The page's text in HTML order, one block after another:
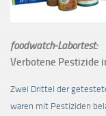
foodwatch-Labortest:
Verbotene Pestizide
Zwei Drittel der
waren mit Pestiziden